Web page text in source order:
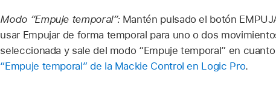
Modo “Empuje temporal”: Mantén pulsado el botón
usar Empujar de forma temporal para uno o dos
seleccionada y sale del modo “Empuje temporal” en
“Empuje temporal” de la Mackie Control en Logic Pro.